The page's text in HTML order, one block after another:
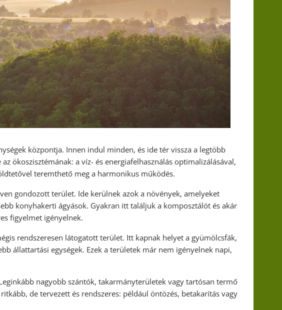
központja. Innen indul minden, és ide tér vissza a legtöbb
ökoszisztémának: a víz- és energiafelhasználás optimalizálásával,
teremthető meg a harmonikus működés.
gondozott terület. Ide kerülnek azok a növények, amelyeket
konyhakerti ágyások. Gyakran itt találjuk a komposztálót és akár
figyelmet igényelnek.
rendszeresen látogatott terület. Itt kapnak helyet a gyümölcsfák,
állattartási egységek. Ezek a területek már nem igényelnek napi,
nagyobb szántók, takarmányterületek vagy tartósan termő
de tervezett és rendszeres: például öntözés, betakarítás vagy